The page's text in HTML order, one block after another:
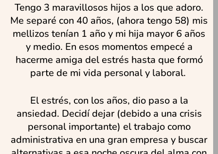
Tengo 3 maravillosos hijos a los que adoro.
Me separé con 40 años, (ahora tengo 58) mis
mellizos tenían 1 año y mi hija mayor 6 años
y medio. En esos momentos empecé a
hacerme amiga del estrés hasta que formó
parte de mi vida personal y laboral.
El estrés, con los años, dio paso a la
ansiedad. Decidí dejar (debido a una crisis
personal importante) el trabajo como
administrativa en una gran empresa y buscar